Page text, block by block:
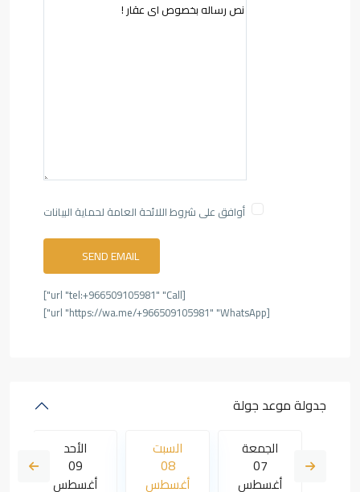
أوافق على شروط اللائحة العامة لحماية البيانات
[url "tel:+966509105981" "Call"]
[url "https://wa.me/+966509105981" "WhatsApp"]
جدولة موعد جولة
الجمعة
07
أغسطس
السبت
08
أغسطس
الأحد
09
أغسطس